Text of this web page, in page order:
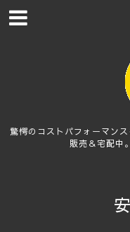
驚愕のコストパフォーマン
販売＆宅配中